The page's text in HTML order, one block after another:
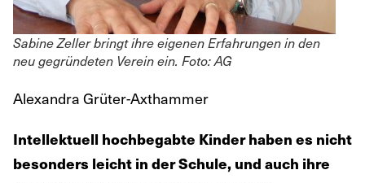
Sabine Zeller bringt ihre eigenen Erfahrungen in den
neu gegründeten Verein ein. Foto: AG
Alexandra Grüter-Axthammer
Intellektuell hochbegabte Kinder haben es nicht
besonders leicht in der Schule, und auch ihre